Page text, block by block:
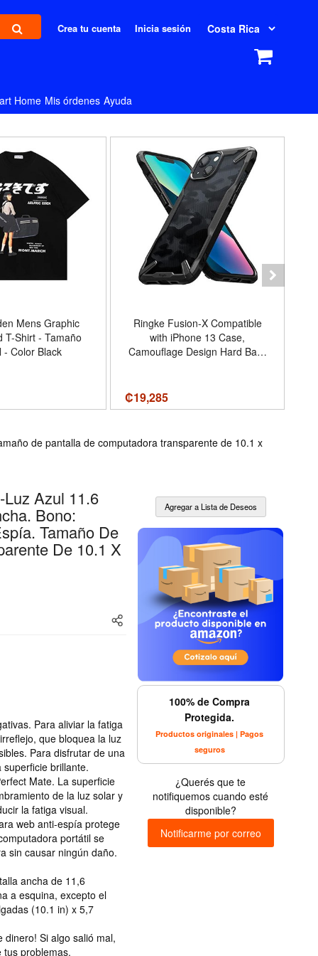
Crea tu cuenta Inicia sesión
Home Mis órdenes Ayuda
Mens Graphic
T-Shirt - Tamaño
- Color Black
Ringke Fusion-X Compatible
with iPhone 13 Case,
Camouflage Design Hard Back
Bumper Phone Cover - Camo
Black - Color Camo Black
₡19,285
de pantalla de computadora transparente de 10.1 x
Azul 11.6
Bono:
Tamaño De
De 10.1 X
Para aliviar la fatiga
que bloquea la luz
Para disfrutar de una
brillante.
Mate. La superficie
de la luz solar y
la fatiga visual.
web anti-espía protege
portátil se
sin causar ningún daño.
ancha de 11,6
a esquina, excepto el
(10.1 in) x 5,7
dinero! Si algo salió mal,
tus problemas.
100% de Compra
Protegida.
Productos originales | Pagos
seguros
¿Querés que te
notifiquemos cuando esté
disponible?
Notificarme por correo